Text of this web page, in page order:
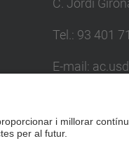
C. Jordi
Tel.: 93 401
E-mail:
Formulari de